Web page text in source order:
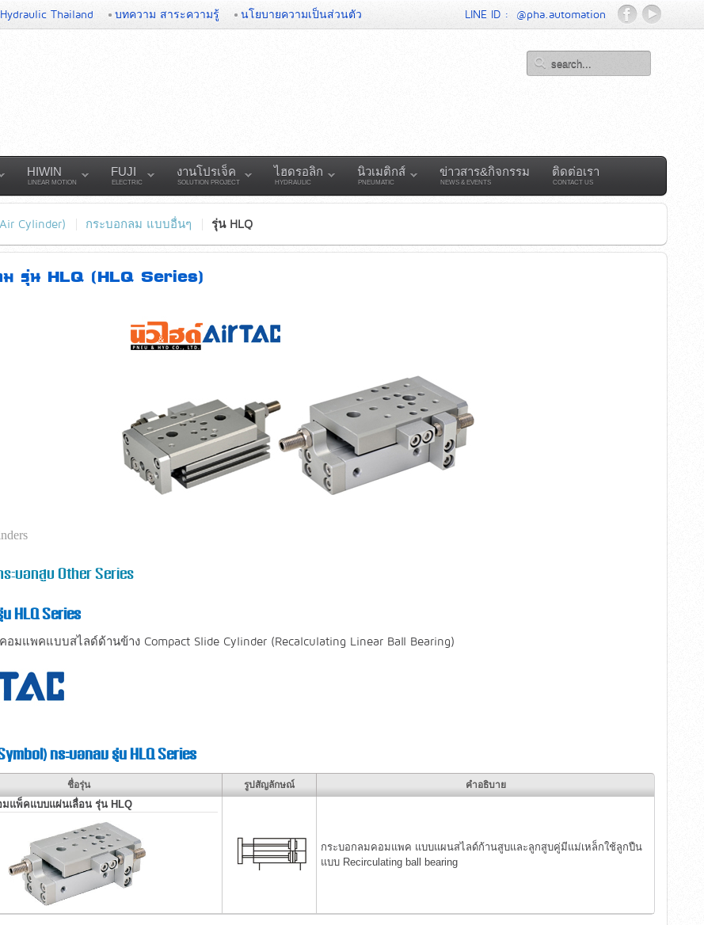
Hydraulic Thailand บทความ สาระความรู้ นโยบายความเป็นส่วนตัว LINE ID : @pha.automation
HIWIN
LINEAR MOTION
FUJI
ELECTRIC
งานโปรเจ็ค
SOLUTION PROJECT
ไฮดรอลิก
HYDRAULIC
นิวเมติกส์
PNEUMATIC
ข่าวสาร&กิจกรรม
NEWS & EVENTS
ติดต่อเรา
CONTACT US
Cylinder) กระบอกลม แบบอื่นๆ รุ่น HLQ
ม รุ่น HLQ (HLQ Series)
ะบอกสูบ Other Series
HLQ Series
อมแพคแบบสไลด์ด้านข้าง Compact Slide Cylinder (Recalculating Linear Ball Bearing)
กระบอกลม รุ่น HLQ Series
ชื่อรุ่น รูปสัญลักษณ์ คำอธิบาย
แพ็คแบบแผ่นเลื่อน รุ่น HLQ
กระบอกลมคอมแพค แบบแผนสไลด์ก้านสูบและลูกสูบคู่มีแม่เหล็กใช้ลูกปืน
แบบ Recirculating ball bearing